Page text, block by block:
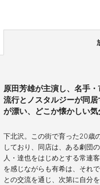
原田芳雄が主演し、名手・
流行とノスタルジーが同
が漂い、どこか懐かしい気
下北沢。この街で育った20歳
しており、同店は、ある劇団
人・達也をはじめとする常連
を感じながらも有希は、それ
との交流を通じ、次第に自分